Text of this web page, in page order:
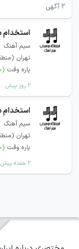
۲ آگهی
سیم آهنگ
تهران (منطقه ۵، جنت آباد
پاره وقت
۲ روز پیش
سیم آهنگ
تهران (منطقه ۵، جنت آباد
پاره وقت
۲ هفته پیش